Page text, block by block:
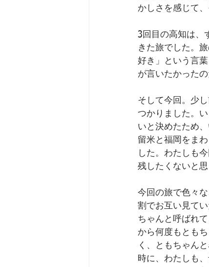
かしさを感じて
3回目の高知は、
きた旅でした。
好き」という言
が言いたかった
そして今回。少
つかりました。
いと決めたため
留米と福岡をま
した。わたしも
残したくないと思
今回の旅で色々
割でお互い見て
ちゃんと呼ばれ
から何度もとも
く、ともちゃん
時に、わたしも